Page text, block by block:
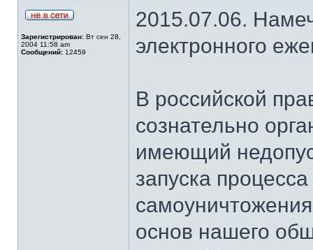
Зарегистрирован: Вт сен 28,
2004 11:58 am
Сообщений: 12459
2015.07.06.
электронного
В российской
сознательно
имеющий
запуска
основ нашего